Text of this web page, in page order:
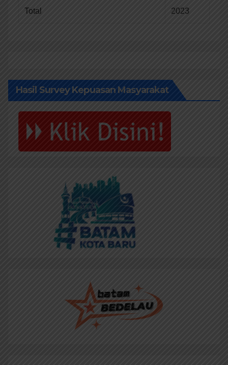
Total 2023
Hasil Survey Kepuasan Masyarakat